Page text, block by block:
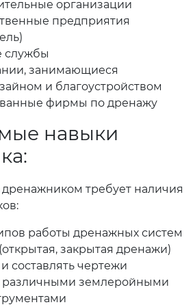
организации
предприятия
службы
занимающиеся
и благоустройством
фирмы по дренажу
навыки
требует наличия
работы дренажных систем
закрытая дренажи)
составлять чертежи
различными землеройными